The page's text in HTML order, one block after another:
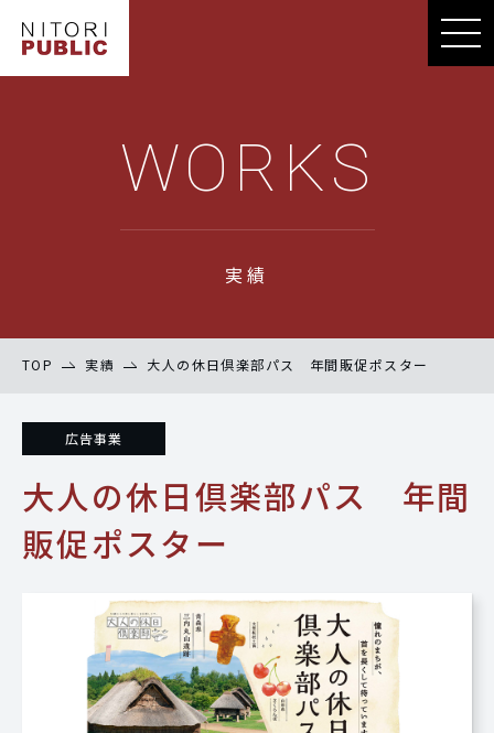
WORKS
実績
TOP 実績 大人の休日倶楽部パス 年間販促ポスター
広告事業
大人の休日倶楽部パス 年間
販促ポスター